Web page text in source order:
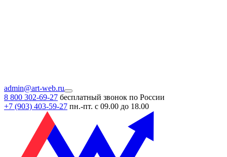
admin@art-web.ru
8 800 302-69-27 бесплатный звонок по России
+7 (903) 403-59-27 пн.-пт. с 09.00 до 18.00